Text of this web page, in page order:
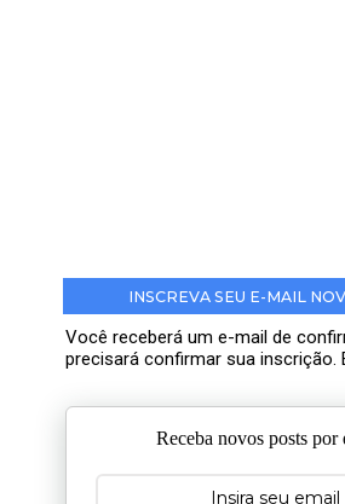
INSCREVA SEU E-MAIL
Você receberá um e-mail de
precisará confirmar sua inscrição.
Receba novos posts por